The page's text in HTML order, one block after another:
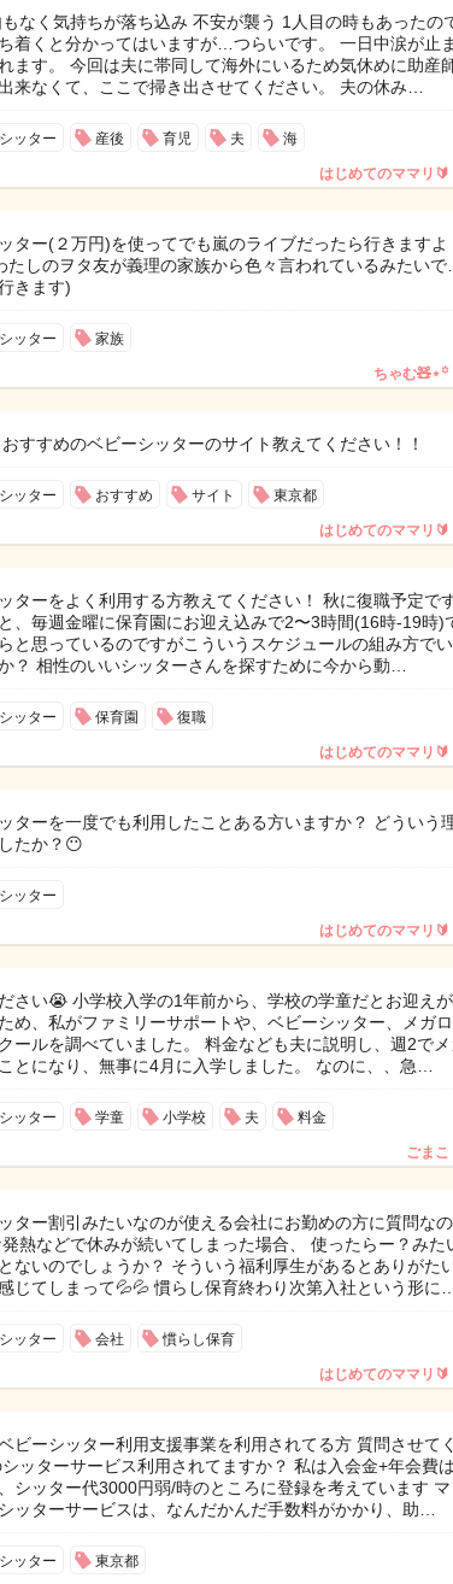
なく気持ちが落ち込み 不安が襲う 1人目の時もあったの
着くと分かってはいますが…つらいです。 一日中涙が止
ます。 今回は夫に帯同して海外にいるため気休めに助産
来なくて、ここで掃き出させてください。 夫の休み…
ッター 産後 育児 夫 海
はじめてのママリ🔰
ター(２万円)を使ってでも嵐のライブだったら行きますよ
しのヲタ友が義理の家族から色々言われているみたい
きます)
ッター 家族
ちゃむ🧸⋆꙳
すめのベビーシッターのサイト教えてください！！
ッター おすすめ サイト 東京都
はじめてのママリ🔰
ターをよく利用する方教えてください！ 秋に復職予定で
、毎週金曜に保育園にお迎え込みで2〜3時間(16時-19時)
と思っているのですがこういうスケジュールの組み方で
？ 相性のいいシッターさんを探すために今から動…
ッター 保育園 復職
はじめてのママリ🔰
ターを一度でも利用したことある方いますか？ どういう
たか？😶
ッター
はじめてのママリ🔰
さい😭 小学校入学の1年前から、学校の学童だとお迎え
め、私がファミリーサポートや、ベビーシッター、メガ
ールを調べていました。 料金なども夫に説明し、週2でメ
とになり、無事に4月に入学しました。 なのに、、急…
ッター 学童 小学校 夫 料金
ごまこ
ター割引みたいなのが使える会社にお勤めの方に質問な
熱などで休みが続いてしまった場合、 使ったらー？みた
ないのでしょうか？ そういう福利厚生があるとありがた
じてしまって💦💦 慣らし保育終わり次第入社という形に…
ッター 会社 慣らし保育
はじめてのママリ🔰
ビーシッター利用支援事業を利用されてる方 質問させて
ッターサービス利用されてますか？ 私は入会金+年会費
シッター代3000円弱/時のところに登録を考えています マ
ッターサービスは、なんだかんだ手数料がかかり、助…
ッター 東京都